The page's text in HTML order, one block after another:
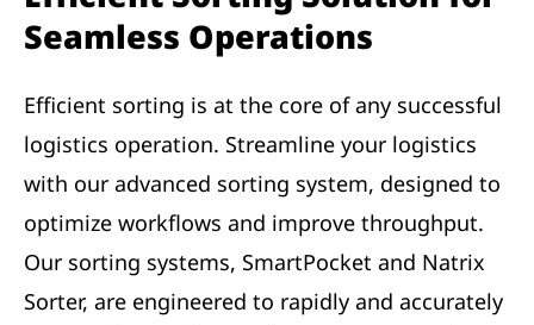
Seamless Operations
Efficient sorting is at the core of any successful
logistics operation. Streamline your logistics
with our advanced sorting system, designed to
optimize workflows and improve throughput.
Our sorting systems, SmartPocket and Natrix
Sorter, are engineered to rapidly and accurately